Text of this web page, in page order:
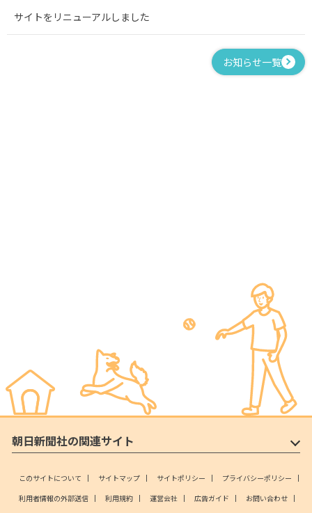
サイトをリニューアルしました
お知らせ一覧
朝日新聞社の関連サイト
このサイトについて サイトマップ サイトポリシー
プライバシーポリシー
利用者情報の外部送信
利用規約 運営会社 広告ガイド お問い合わせ